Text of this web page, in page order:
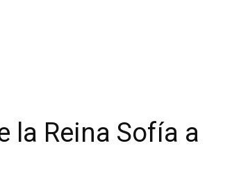
la Reina Sofía a